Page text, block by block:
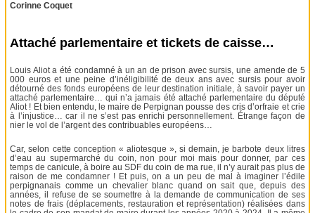
Corinne Coquet
Attaché parlementaire et tickets de caisse…
Louis Aliot a été condamné à un an de prison avec sursis, une amende de 5
000 euros et une peine d’inéligibilité de deux ans avec sursis pour avoir
détourné des fonds européens de leur destination initiale, à savoir payer un
attaché parlementaire… qui n’a jamais été attaché parlementaire du député
Aliot ! Et bien entendu, le maire de Perpignan pousse des cris d’orfraie et crie
à l’injustice… car il ne s’est pas enrichi personnellement. Étrange façon de
nier le vol de l’argent des contribuables européens…
Car, selon cette conception « aliotesque », si demain, je barbote deux litres
d’eau au supermarché du coin, non pour moi mais pour donner, par ces
temps de canicule, à boire au SDF du coin de ma rue, il n’y aurait pas plus de
raison de me condamner ! Et puis, on a un peu de mal à imaginer l’édile
perpignanais comme un chevalier blanc quand on sait que, depuis des
années, il refuse de se soumettre à la demande de communication de ses
notes de frais (déplacements, restauration et représentation) réalisées dans